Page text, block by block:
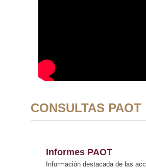
CONSULTAS PAOT
Informes PAOT
Información destacada de las